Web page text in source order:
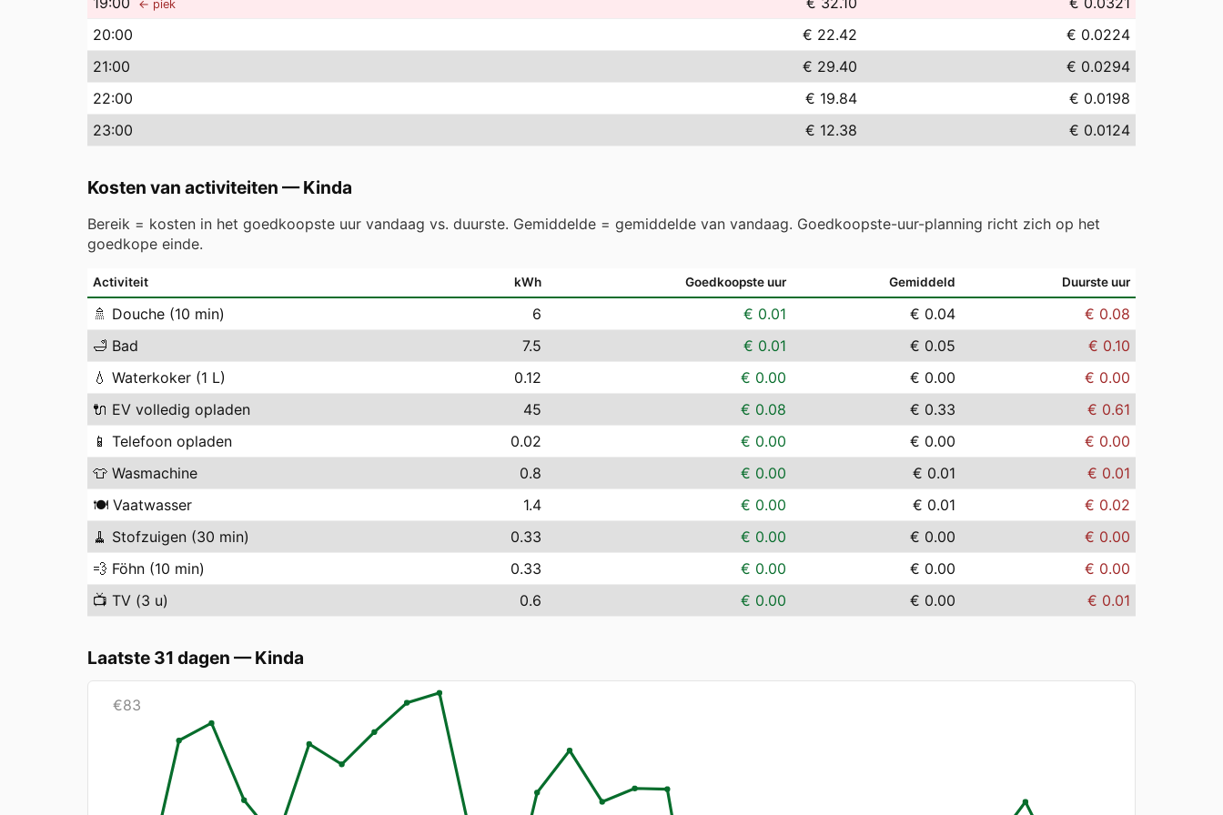
← piek
20:00 € 22.42
€ 0.0224
21:00 € 29.40
€ 0.0294
22:00 € 19.84
€ 0.0198
23:00 € 12.38 € 0.0124
Kosten van activiteiten —Kinda
Bereik = kosten in het goedkoopste uur vandaag vs. duurste. Gemiddelde = gemiddelde van vandaag. Goedkoopste-uur-planning richt zich op het
goedkope einde.
Activiteit kWh Goedkoopste uur Gemiddeld Duurste uur
🚿 Douche (10 min) 6 € 0.01 € 0.04
€ 0.08
🛁 Bad 7.5 € 0.01 € 0.05
€ 0.10
💧 Waterkoker (1 L) 0.12 € 0.00 € 0.00
€ 0.00
🔌 EV volledig opladen 45 € 0.08 € 0.33
€ 0.61
📱 Telefoon opladen 0.02 € 0.00 € 0.00
€ 0.00
👕 Wasmachine 0.8 € 0.00 € 0.01
€ 0.01
🍽️ Vaatwasser 1.4 € 0.00 € 0.01
€ 0.02
🧹 Stofzuigen (30 min) 0.33 € 0.00 € 0.00
€ 0.00
💨 Föhn (10 min) 0.33 € 0.00 € 0.00
€ 0.00
📺 TV (3 u) 0.6 € 0.00 € 0.00 € 0.01
Laatste 31 dagen —Kinda
€83